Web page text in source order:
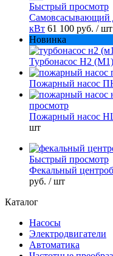
Быстрый просмотр
Самовсасывающий
кВт 61 100 руб. / шт
Новинка
Турбонасос Н2 (М1)
Пожарный насос
просмотр
Пожарный насос
шт
Быстрый просмотр
Фекальный
руб. / шт
Каталог
Насосы
Электродвигатели
Автоматика